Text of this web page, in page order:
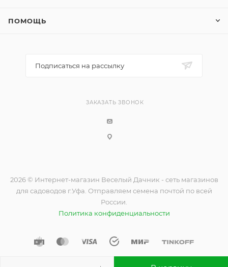
ПОМОЩЬ
Подписаться на рассылку
ЗАКАЗАТЬ ЗВОНОК
2026 © Интернет-магазин Веселый Дачник - сеть магазинов
для садоводов г.Уфа. Отправляем семена почтой по всей
России.
Политика конфиденциальности